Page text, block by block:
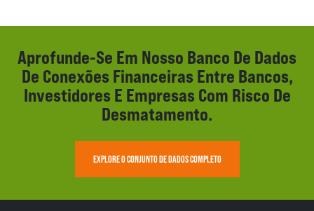
Aprofunde-Se Em Nosso Banco De Dados
De Conexões Financeiras Entre Bancos,
Investidores E Empresas Com Risco De
Desmatamento.
EXPLORE O CONJUNTO DE DADOS COMPLETO